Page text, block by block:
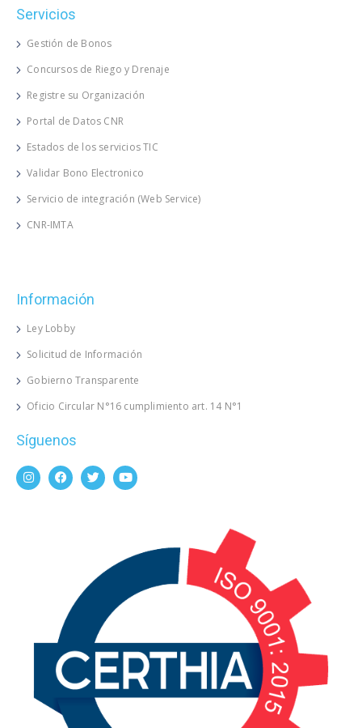
Servicios
Gestión de Bonos
Concursos de Riego y Drenaje
Registre su Organización
Portal de Datos CNR
Estados de los servicios TIC
Validar Bono Electronico
Servicio de integración (Web Service)
CNR-IMTA
Información
Ley Lobby
Solicitud de Información
Gobierno Transparente
Oficio Circular N°16 cumplimiento art. 14 N°1
Síguenos